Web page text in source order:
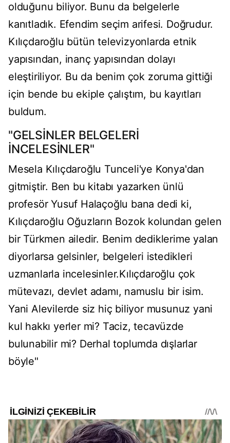
olduğunu biliyor. Bunu da belgelerle
kanıtladık. Efendim seçim arifesi. Doğrudur.
Kılıçdaroğlu bütün televizyonlarda etnik
yapısından, inanç yapısından dolayı
eleştiriliyor. Bu da benim çok zoruma gittiği
için bende bu ekiple çalıştım, bu kayıtları
buldum.
"GELSİNLER BELGELERİ
İNCELESİNLER"
Mesela Kılıçdaroğlu Tunceli'ye Konya'dan
gitmiştir. Ben bu kitabı yazarken ünlü
profesör Yusuf Halaçoğlu bana dedi ki,
Kılıçdaroğlu Oğuzların Bozok kolundan gelen
bir Türkmen ailedir. Benim dediklerime yalan
diyorlarsa gelsinler, belgeleri istedikleri
uzmanlarla incelesinler.Kılıçdaroğlu çok
mütevazı, devlet adamı, namuslu bir isim.
Yani Alevilerde siz hiç biliyor musunuz yani
kul hakkı yerler mi? Taciz, tecavüzde
bulunabilir mi? Derhal toplumda dışlarlar
böyle"